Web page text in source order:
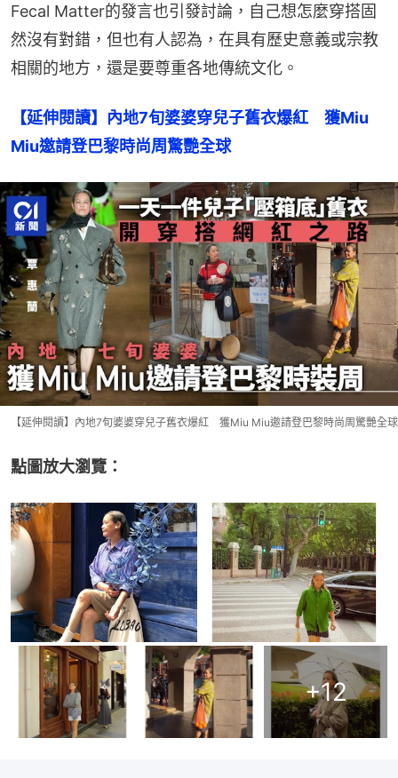
Fecal Matter的發言也引發討論，自己想怎麼穿搭固
然沒有對錯，但也有人認為，在具有歷史意義或宗教
相關的地方，還是要尊重各地傳統文化。
【延伸閱讀】內地7旬婆婆穿兒子舊衣爆紅　獲Miu
Miu邀請登巴黎時尚周驚艷全球
【延伸閱讀】內地7旬婆婆穿兒子舊衣爆紅 獲Miu Miu邀請登巴黎時尚周驚艷全球
點圖放大瀏覽：
+12